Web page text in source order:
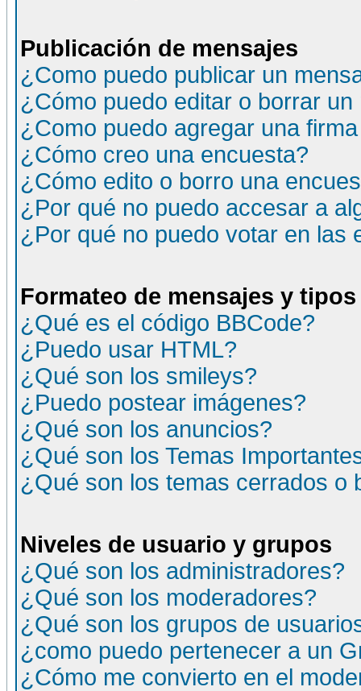
Publicación de mensajes
¿Como puedo publicar un
¿Cómo puedo editar o borrar un
¿Como puedo agregar una
¿Cómo creo una encuesta?
¿Cómo edito o borro una
¿Por qué no puedo accesar a
¿Por qué no puedo votar en las
Formateo de mensajes y
¿Qué es el código BBCode?
¿Puedo usar HTML?
¿Qué son los smileys?
¿Puedo postear imágenes?
¿Qué son los anuncios?
¿Qué son los Temas
¿Qué son los temas cerrados o
Niveles de usuario y grupos
¿Qué son los administradores?
¿Qué son los moderadores?
¿Qué son los grupos de
¿como puedo pertenecer a un
¿Cómo me convierto en el